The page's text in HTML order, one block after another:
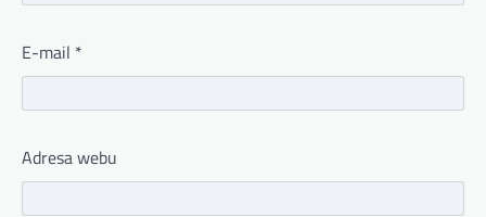
E-mail *
Adresa webu